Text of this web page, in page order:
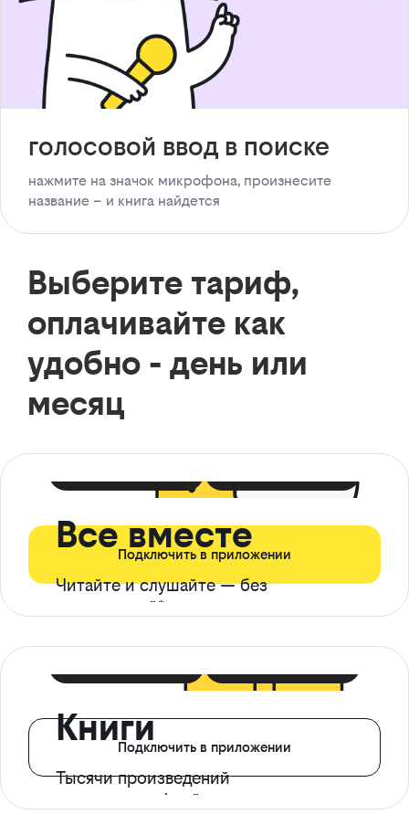
голосовой ввод в поиске
нажмите на значок микрофона, произнесите
название – и книга найдется
Выберите тариф,
оплачивайте как
удобно - день или
месяц
Все вместе
Читайте и слушайте — без
ограничений*
Подключить в приложении
Книги
Тысячи произведений
с доступом офлайн
Подключить в приложении